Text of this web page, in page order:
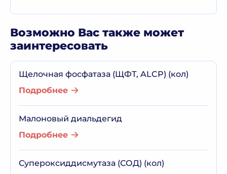
Возможно Вас также может
заинтересовать
Щелочная фосфатаза (ЩФТ, ALCP) (кол)
Подробнее
Малоновый диальдегид
Подробнее
Супероксиддисмутаза (СОД) (кол)